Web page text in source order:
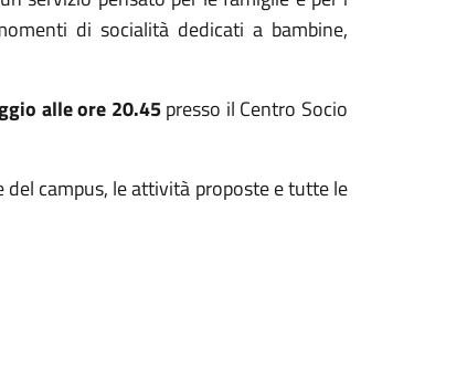
di socialità dedicati a bambine,
alle ore 20.45presso il Centro Socio
del campus, le attività proposte e tutte le